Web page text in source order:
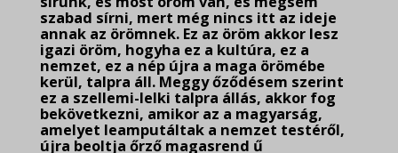
szabad sírni, mert még nincs itt az ideje
annak az örömnek. Ez az öröm akkor lesz
igazi öröm, hogyha ez a kultúra, ez a
nemzet, ez a nép újra a maga örömébe
kerül, talpra áll. Meggy őződésem szerint
ez a szellemi-lelki talpra állás, akkor fog
bekövetkezni, amikor az a magyarság,
amelyet leamputáltak a nemzet testéről,
újra beoltja őrző magasrend ű